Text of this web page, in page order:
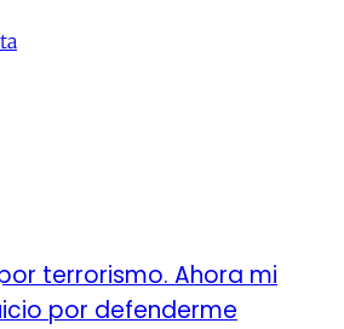
terrorismo. Ahora mi
por defenderme